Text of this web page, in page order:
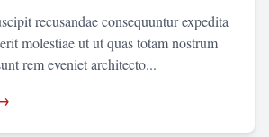
recusandae consequuntur expedita
molestiae ut ut quas totam nostrum
rem eveniet architecto...